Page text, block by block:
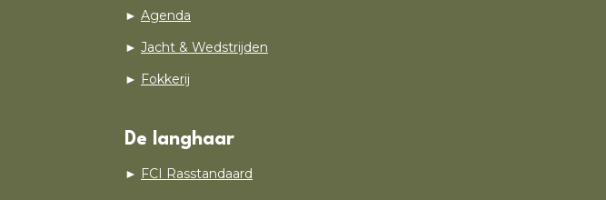
► Agenda
► Jacht & Wedstrijden
► Fokkerij
De langhaar
► FCI Rasstandaard